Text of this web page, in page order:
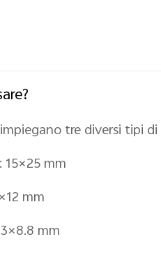
tre diversi tipi di
mm
mm
mm